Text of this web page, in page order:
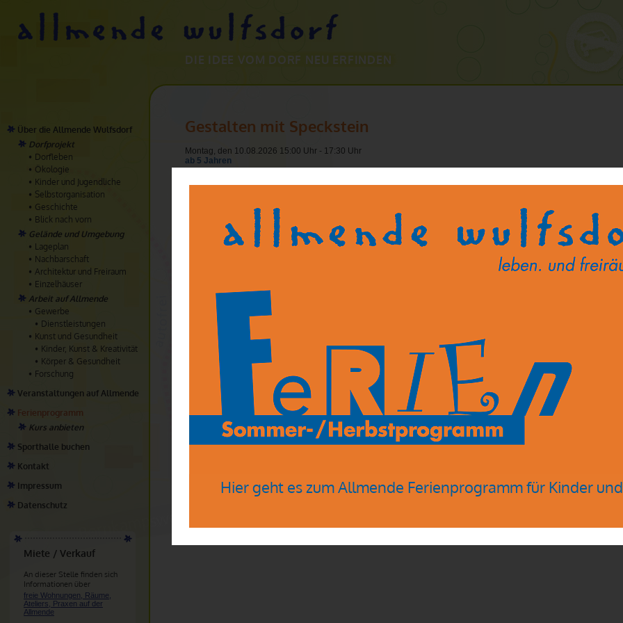
DIE IDEE VOM DORF NEU ERFINDEN
Über die Allmende Wulfsdorf
Dorfprojekt
Dorfleben
Ökologie
Kinder und Jugendliche
Selbstorganisation
Geschichte
Blick nach vorn
Gelände und Umgebung
Lageplan
Nachbarschaft
Architektur und Freiraum
Einzelhäuser
Arbeit auf Allmende
Gewerbe
Dienstleistungen
Kunst und Gesundheit
Kinder, Kunst & Kreativität
Körper & Gesundheit
Forschung
Veranstaltungen auf Allmende
Ferienprogramm
Kurs anbieten
Sporthalle buchen
Kontakt
Impressum
Datenschutz
Miete / Verkauf
An dieser Stelle finden sich
Informationen über
freie Wohnungen, Räume,
Ateliers, Praxen auf der
Allmende
Gestalten mit Speckstein
Montag, den 10.08.2026 15:00 Uhr - 17:30 Uhr
ab 5 Jahren
Diesen sehr weichen Stein könnt Ihr mit Handwerkszeugen bearbeiten. So entstehen kleine Anhänger oder Figuren,
die Ihr mit nach Hause nehmen könnt
Anmeldung:
ilse.roser@gmail.com
Mitbringen:
keine Vorgaben
20 €inkl. Materialkosten
Hier geht es zum Allmende Ferienprogramm für Kinder